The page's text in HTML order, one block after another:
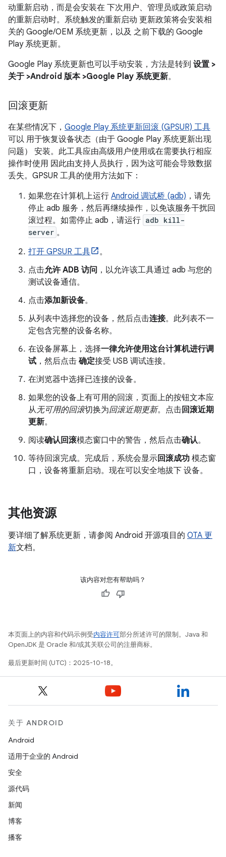
动重新启动，而是会安装在 下次用户、管理员或政策启动
的重新启动时。系统触发的重新启动 更新政策将会安装相
关的 Google/OEM 系统更新，以及 之前下载的 Google
Play 系统更新。
Google Play 系统更新也可以手动安装，方法是转到 设置 >
关于 >Android 版本 >Google Play 系统更新。
回滚更新
在某些情况下， Google Play 系统更新回滚 (GPSUR) 工具
可以 用于恢复设备状态（由于 Google Play 系统更新出现
问题） 安装。此工具应由高级用户使用或在需要执行相应
操作时使用 因此由支持人员执行，因为这可能会导致数据
丢失。GPSUR 工具的使用方法如下：
如果您在计算机上运行 Android 调试桥 (adb) ，请先
停止 adb 服务，然后再继续操作，以免该服务干扰回
滚过程。如需停止 adb，请运行 adb kill-
server 。
打开 GPSUR 工具
。
点击允许 ADB 访问 ，以允许该工具通过 adb 与您的
测试设备通信。
点击添加新设备。
从列表中选择您的设备，然后点击连接。此列表不一
定包含完整的设备名称。
在设备屏幕上，选择一律允许使用这台计算机进行调
试 ，然后点击 确定接受 USB 调试连接。
在浏览器中选择已连接的设备。
如果您的设备上有可用的回滚，页面上的按钮文本应
从无可用的回滚切换为回滚近期更新。点击回滚近期
更新。
阅读确认回滚模态窗口中的警告，然后点击确认。
等待回滚完成。完成后，系统会显示回滚成功 模态窗
口，设备将重新启动。现在可以安全地拔下 设备。
其他资源
要详细了解系统更新，请参阅 Android 开源项目的 OTA 更
新文档。
该内容对您有帮助吗？
本页面上的内容和代码示例受内容许可部分所述许可的限制。Java 和
OpenJDK 是 Oracle 和/或其关联公司的注册商标。
最后更新时间 (UTC)：2025-10-18。
关于 ANDROID
Android
适用于企业的 Android
安全
源代码
新闻
博客
播客